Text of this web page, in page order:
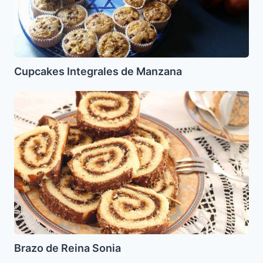
Cupcakes Integrales de Manzana
de
Reina
Sonia
Brazo de Reina Sonia